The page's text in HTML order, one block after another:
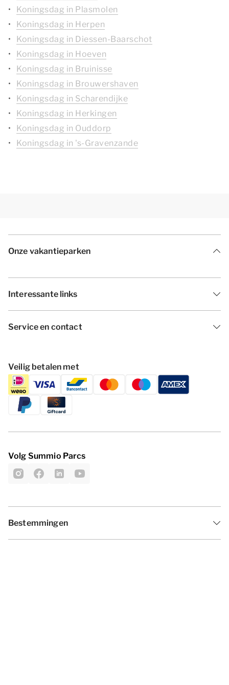
Koningsdag in Plasmolen
Koningsdag in Herpen
Koningsdag in Diessen-Baarschot
Koningsdag in Hoeven
Koningsdag in Bruinisse
Koningsdag in Brouwershaven
Koningsdag in Scharendijke
Koningsdag in Herkingen
Koningsdag in Ouddorp
Koningsdag in 's-Gravenzande
Onze vakantieparken
Interessante links
Service en contact
Veilig betalen met
Volg Summio Parcs
Bestemmingen